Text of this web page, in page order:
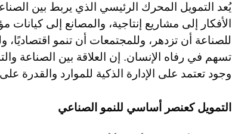
يُعد التمويل المحرك الرئيسي الذي يربط بين
الأفكار إلى مشاريع إنتاجية، والمصانع إلى
للصناعة أن تزدهر، وللمجتمعات أن تنمو
تسهم في رفاه الإنسان. إن العلاقة بين الصناعة
وجود تعتمد على الإدارة الذكية للموارد والقدرة
التمويل كعنصر أساسي للنمو الصناعي